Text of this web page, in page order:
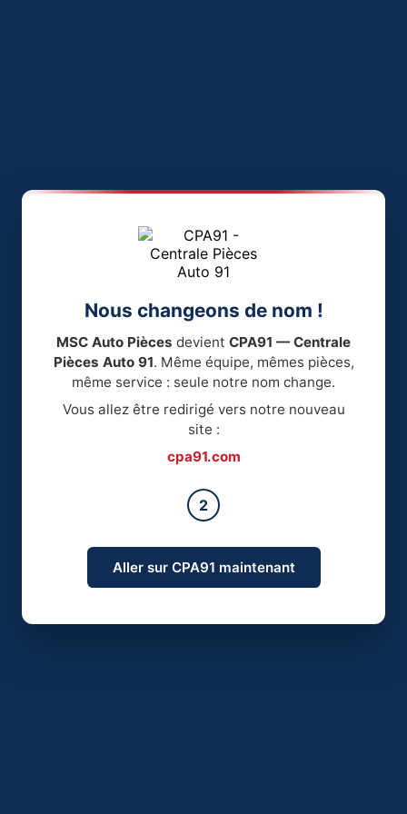
Nous changeons de nom !
MSC Auto Pièces devient CPA91 — Centrale
Pièces Auto 91. Même équipe, mêmes pièces,
même service : seule notre nom change.
Vous allez être redirigé vers notre nouveau
site :
cpa91.com
2
Aller sur CPA91 maintenant